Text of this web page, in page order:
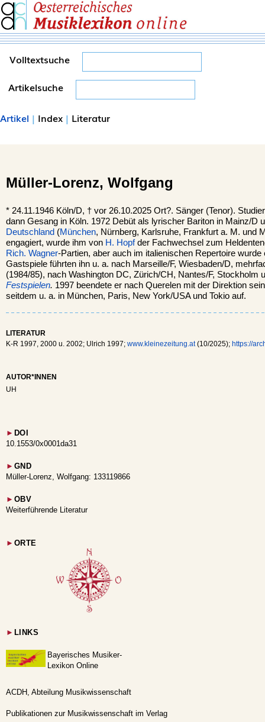
Volltextsuche
Artikelsuche
Artikel | Index | Literatur
Müller-Lorenz, Wolfgang
* 24.11.1946 Köln/D, † vor 26.10.2025 Ort?. Sänger (Tenor).
dann Gesang in Köln. 1972 Debüt als lyrischer Bariton in Mainz/D
Deutschland (München, Nürnberg, Karlsruhe, Frankfurt a. M. und
engagiert, wurde ihm von H. Hopfder Fachwechsel zum
Rich. Wagner-Partien, aber auch im italienischen Repertoire
Gastspiele führten ihn u. a. nach Marseille/F, Wiesbaden/D,
(1984/85), nach Washington DC, Zürich/CH, Nantes/F, Stockholm
Festspielen. 1997 beendete er nach Querelen mit der Direktion
seitdem u. a. in München, Paris, New York/USA und Tokio auf.
LITERATUR
K-R 1997, 2000 u. 2002; Ulrich 1997; www.kleinezeitung.at(10/2025); https://
AUTOR*INNEN
UH
► DOI
10.1553/0x0001da31
► GND
Müller-Lorenz, Wolfgang: 133119866
► OBV
Weiterführende Literatur
► ORTE
► LINKS
Bayerisches Musiker-
Lexikon Online
ACDH, Abteilung Musikwissenschaft
Publikationen zur Musikwissenschaft im Verlag